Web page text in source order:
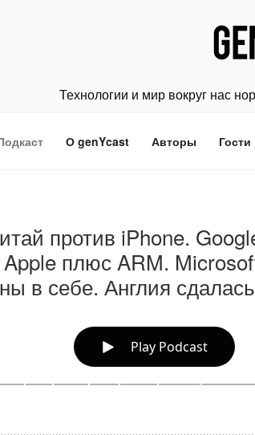
Технологии и мир вокруг нас
О genYcast Авторы Гости
против iPhone.
плюс ARM.
в себе. Англия